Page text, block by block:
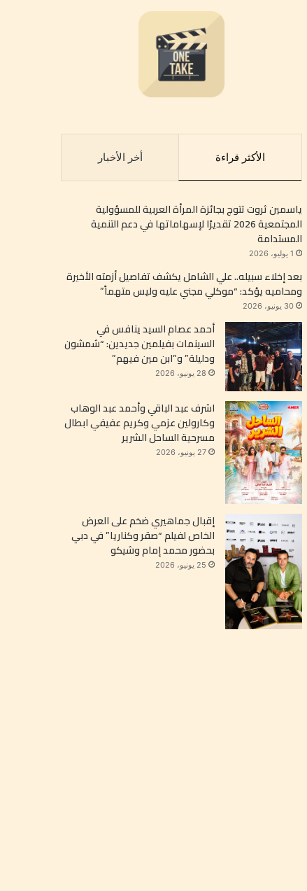
الأكثر قراءة أخر الأخبار
ياسمين ثروت تتوج بجائزة المرأة العربية للمسؤولية
المجتمعية 2026 تقديرًا لإسهاماتها في دعم التنمية
المستدامة
1 يوليو، 2026
بعد إخلاء سبيله.. علي الشامل يكشف تفاصيل أزمته الأخيرة
ومحاميه يؤكد: “موكلي مجني عليه وليس متهماً”
30 يونيو، 2026
أحمد عصام السيد ينافس في
السينمات بفيلمين جديدين: “شمشون
ودليلة” و”ابن مين فيهم”
28 يونيو، 2026
اشرف عبد الباقي وأحمد عبد الوهاب
وكارولين عزمي وكريم عفيفي ابطال
مسرحية الساحل الشرير
27 يونيو، 2026
إقبال جماهيري ضخم على العرض
الخاص لفيلم “صقر وكناريا” في دبي
بحضور محمد إمام وشيكو
25 يونيو، 2026